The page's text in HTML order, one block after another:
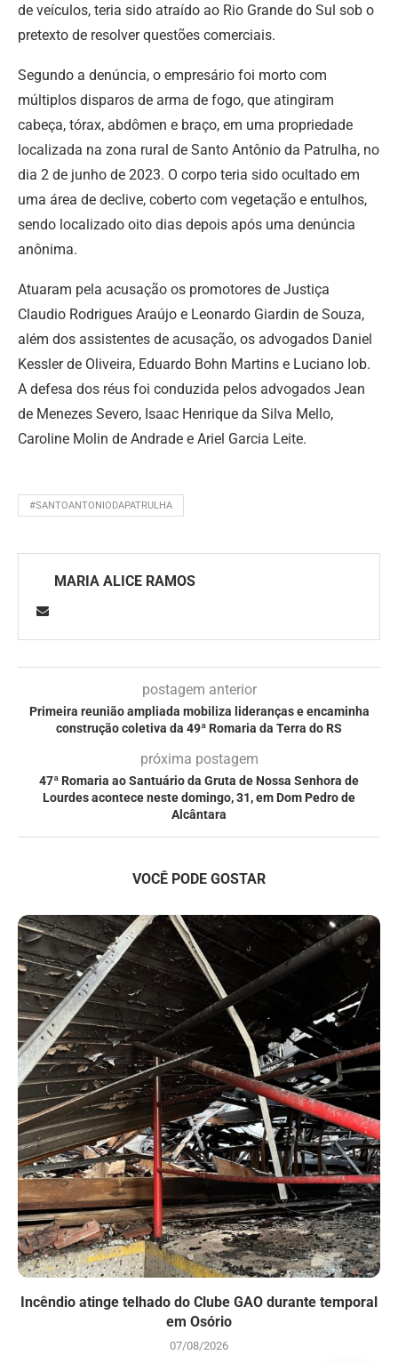
de veículos, teria sido atraído ao Rio Grande do Sul sob o
pretexto de resolver questões comerciais.
Segundo a denúncia, o empresário foi morto com
múltiplos disparos de arma de fogo, que atingiram
cabeça, tórax, abdômen e braço, em uma propriedade
localizada na zona rural de Santo Antônio da Patrulha, no
dia 2 de junho de 2023. O corpo teria sido ocultado em
uma área de declive, coberto com vegetação e entulhos,
sendo localizado oito dias depois após uma denúncia
anônima.
Atuaram pela acusação os promotores de Justiça
Claudio Rodrigues Araújo e Leonardo Giardin de Souza,
além dos assistentes de acusação, os advogados Daniel
Kessler de Oliveira, Eduardo Bohn Martins e Luciano Iob.
A defesa dos réus foi conduzida pelos advogados Jean
de Menezes Severo, Isaac Henrique da Silva Mello,
Caroline Molin de Andrade e Ariel Garcia Leite.
#SANTOANTONIODAPATRULHA
MARIA ALICE RAMOS
postagem anterior
Primeira reunião ampliada mobiliza lideranças e encaminha
construção coletiva da 49ª Romaria da Terra do RS
próxima postagem
47ª Romaria ao Santuário da Gruta de Nossa Senhora de
Lourdes acontece neste domingo, 31, em Dom Pedro de
Alcântara
VOCÊ PODE GOSTAR
Incêndio atinge telhado do Clube GAO durante temporal
em Osório
07/08/2026